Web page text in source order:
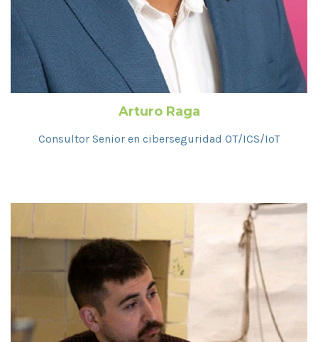
Arturo Raga
Consultor Senior en ciberseguridad OT/ICS/IoT